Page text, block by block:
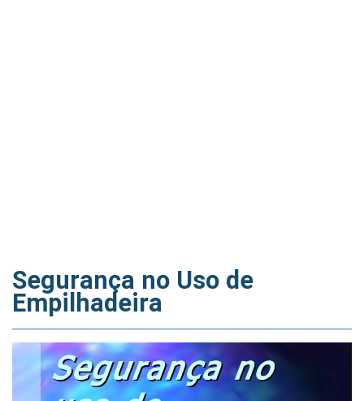
Segurança no Uso de
Empilhadeira